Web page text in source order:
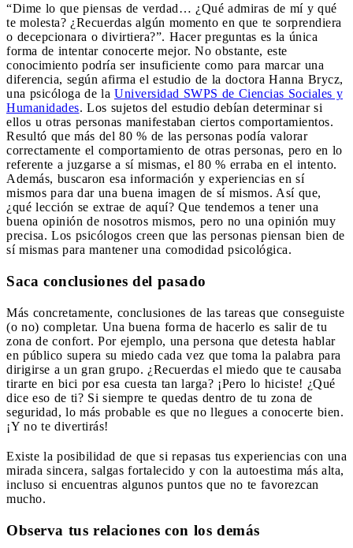
“Dime lo que piensas de verdad… ¿Qué admiras de mí y qué
te molesta? ¿Recuerdas algún momento en que te sorprendiera
o decepcionara o divirtiera?”. Hacer preguntas es la única
forma de intentar conocerte mejor. No obstante, este
conocimiento podría ser insuficiente como para marcar una
diferencia, según afirma el estudio de la doctora Hanna Brycz,
una psicóloga de la Universidad SWPS de Ciencias Sociales y
Humanidades. Los sujetos del estudio debían determinar si
ellos u otras personas manifestaban ciertos comportamientos.
Resultó que más del 80 % de las personas podía valorar
correctamente el comportamiento de otras personas, pero en lo
referente a juzgarse a sí mismas, el 80 % erraba en el intento.
Además, buscaron esa información y experiencias en sí
mismos para dar una buena imagen de sí mismos. Así que,
¿qué lección se extrae de aquí? Que tendemos a tener una
buena opinión de nosotros mismos, pero no una opinión muy
precisa. Los psicólogos creen que las personas piensan bien de
sí mismas para mantener una comodidad psicológica.
Saca conclusiones del pasado
Más concretamente, conclusiones de las tareas que conseguiste
(o no) completar. Una buena forma de hacerlo es salir de tu
zona de confort. Por ejemplo, una persona que detesta hablar
en público supera su miedo cada vez que toma la palabra para
dirigirse a un gran grupo. ¿Recuerdas el miedo que te causaba
tirarte en bici por esa cuesta tan larga? ¡Pero lo hiciste! ¿Qué
dice eso de ti? Si siempre te quedas dentro de tu zona de
seguridad, lo más probable es que no llegues a conocerte bien.
¡Y no te divertirás!
Existe la posibilidad de que si repasas tus experiencias con una
mirada sincera, salgas fortalecido y con la autoestima más alta,
incluso si encuentras algunos puntos que no te favorezcan
mucho.
Observa tus relaciones con los demás